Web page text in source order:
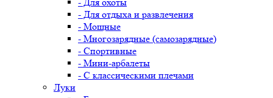
- Для отдыха и развлечения
- Мощные
- Многозарядные (самозарядные)
- Спортивные
- Мини-арбалеты
- С классическими плечами
Луки